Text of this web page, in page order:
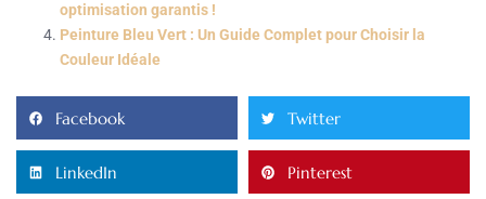
optimisation garantis !
Peinture Bleu Vert : Un Guide Complet pour Choisir la
Couleur Idéale
Facebook Twitter
LinkedIn Pinterest